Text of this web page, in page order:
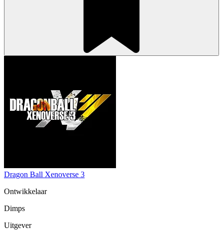
Dragon Ball Xenoverse 3
Ontwikkelaar
Dimps
Uitgever